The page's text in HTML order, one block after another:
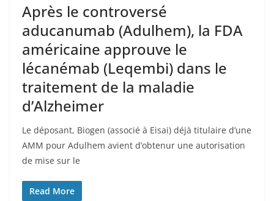
Après le controversé
aducanumab (Adulhem), la FDA
américaine approuve le
lécanémab (Leqembi) dans le
traitement de la maladie
d’Alzheimer
Le déposant, Biogen (associé à Eisai) déjà titulaire d’une
AMM pour Adulhem avient d’obtenur une autorisation
de mise sur le
Read More